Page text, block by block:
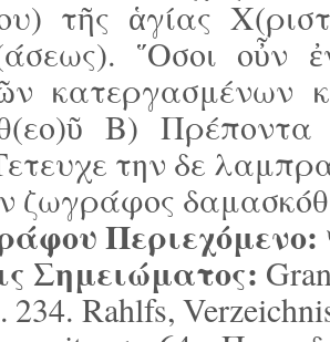
τῆς ἁγίας
῞Οσοι οὖν
κατεργασμένων
Β)
την δε
ζωγράφος
Περιεχόμενο:
Σημειώματος:
234. Rahlfs,